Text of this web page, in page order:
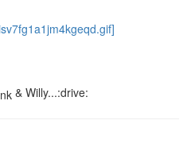
& Willy...:drive: